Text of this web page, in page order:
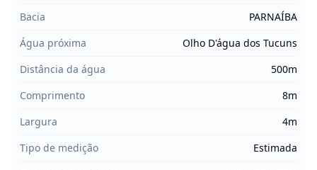
Bacia
PARNAÍBA
Água próxima
Olho D'água dos Tucuns
Distância da água
500m
Comprimento
8m
Largura
4m
Tipo de medição
Estimada